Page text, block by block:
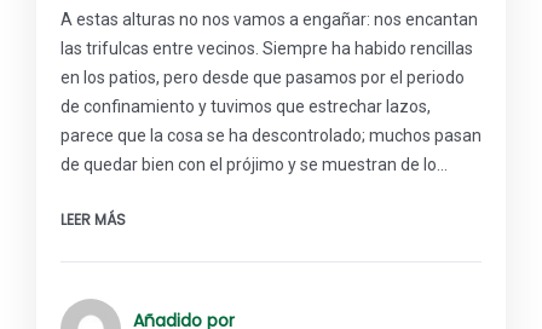
A estas alturas no nos vamos a engañar: nos encantan
las trifulcas entre vecinos. Siempre ha habido rencillas
en los patios, pero desde que pasamos por el periodo
de confinamiento y tuvimos que estrechar lazos,
parece que la cosa se ha descontrolado; muchos pasan
de quedar bien con el prójimo y se muestran de lo…
LEER MÁS
Añadido por